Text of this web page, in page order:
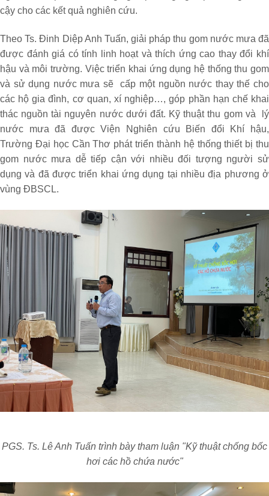
cậy cho các kết quả nghiên cứu.
Theo Ts. Đinh Diệp Anh Tuấn, giải pháp thu gom nước mưa đã
được đánh giá có tính linh hoạt và thích ứng cao thay đổi khí
hậu và môi trường. Việc triển khai ứng dụng hệ thống thu gom
và sử dụng nước mưa sẽ cấp một nguồn nước thay thế cho
các hộ gia đình, cơ quan, xí nghiệp…, góp phần hạn chế khai
thác nguồn tài nguyên nước dưới đất. Kỹ thuật thu gom và lý
nước mưa đã được Viện Nghiên cứu Biến đổi Khí hậu,
Trường Đại học Cần Thơ phát triển thành hệ thống thiết bị thu
gom nước mưa dễ tiếp cận với nhiều đối tượng người sử
dụng và đã được triển khai ứng dụng tại nhiều địa phương ở
vùng ĐBSCL.
PGS. Ts. Lê Anh Tuấn trình bày tham luận "Kỹ thuật chống bốc
hơi các hồ chứa nước"